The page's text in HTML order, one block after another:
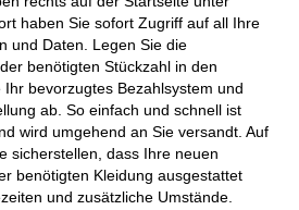
haben Sie sofort Zugriff auf all Ihre
und Daten. Legen Sie die
benötigten Stückzahl in den
bevorzugtes Bezahlsystem und
ab. So einfach und schnell ist
wird umgehend an Sie versandt. Auf
sicherstellen, dass Ihre neuen
benötigten Kleidung ausgestattet
und zusätzliche Umstände.